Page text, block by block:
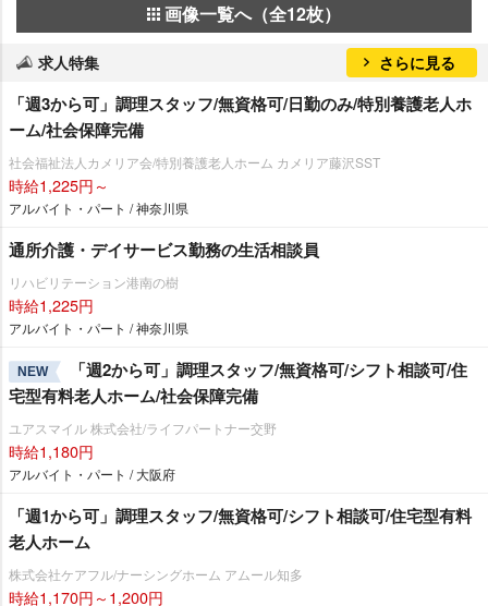
画像一覧へ（全12枚）
求人特集 さらに見る
「週3から可」調理スタッフ/無資格可/日勤のみ/特別養護老人ホ
ーム/社会保障完備
社会福祉法人カメリア会/特別養護老人ホーム カメリア藤沢SST
時給1,225円～
アルバイト・パート / 神奈川県
通所介護・デイサービス勤務の生活相談員
リハビリテーション港南の樹
時給1,225円
アルバイト・パート / 神奈川県
NEW
「週2から可」調理スタッフ/無資格可/シフト相談可/住
宅型有料老人ホーム/社会保障完備
ユアスマイル 株式会社/ライフパートナー交野
時給1,180円
アルバイト・パート / 大阪府
「週1から可」調理スタッフ/無資格可/シフト相談可/住宅型有料
老人ホーム
株式会社ケアフル/ナーシングホーム アムール知多
時給1,170円～1,200円